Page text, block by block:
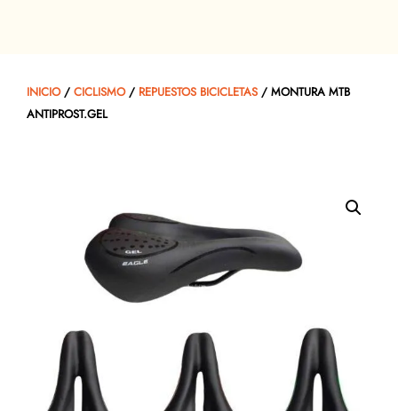
INICIO/ CICLISMO/ REPUESTOS BICICLETAS / MONTURA MTB
ANTIPROST.GEL